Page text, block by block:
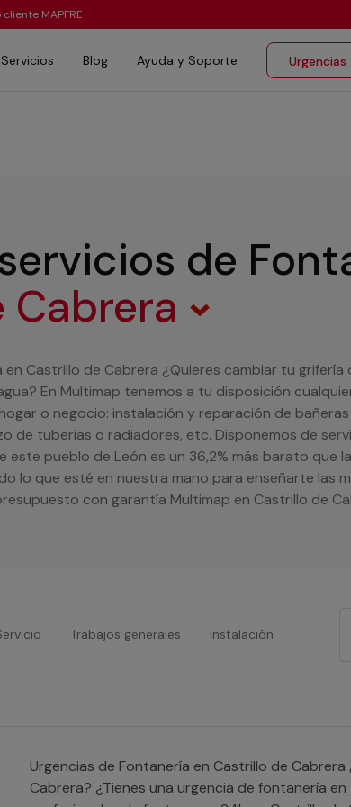
MAPFRE
Servicios Blog Ayuda y Soporte Urgencias
de
Cabrera
Castrillo de Cabrera ¿Quieres cambiar tu
En Multimap tenemos a tu disposición
o negocio: instalación y reparación de
de tuberías o radiadores, etc. Disponemos de
este pueblo de León es un 36,2% más barato que
lo que esté en nuestra mano para enseñarte las
con garantía Multimap en Castrillo de
Trabajos generales
Instalación
Urgencias de Fontanería en Castrillo de Cabrera ¿Estás buscando un fontanero 24h en Castrillo de
Cabrera? ¿Tienes una urgencia de fontanería